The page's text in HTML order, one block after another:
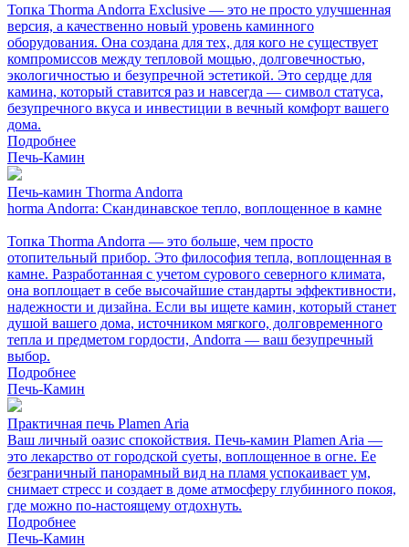
Топка Thorma Andorra Exclusive — это не просто улучшенная
версия, а качественно новый уровень каминного
оборудования. Она создана для тех, для кого не существует
компромиссов между тепловой мощью, долговечностью,
экологичностью и безупречной эстетикой. Это сердце для
камина, который ставится раз и навсегда — символ статуса,
безупречного вкуса и инвестиции в вечный комфорт вашего
дома.
Подробнее
Печь-Камин
Печь-камин Thorma Andorra
horma Andorra: Скандинавское тепло, воплощенное в камне
Топка Thorma Andorra — это больше, чем просто
отопительный прибор. Это философия тепла, воплощенная в
камне. Разработанная с учетом сурового северного климата,
она воплощает в себе высочайшие стандарты эффективности,
надежности и дизайна. Если вы ищете камин, который станет
душой вашего дома, источником мягкого, долговременного
тепла и предметом гордости, Andorra — ваш безупречный
выбор.
Подробнее
Печь-Камин
Практичная печь Plamen Aria
Ваш личный оазис спокойствия. Печь-камин Plamen Aria —
это лекарство от городской суеты, воплощенное в огне. Ее
безграничный панорамный вид на пламя успокаивает ум,
снимает стресс и создает в доме атмосферу глубинного покоя,
где можно по-настоящему отдохнуть.
Подробнее
Печь-Камин